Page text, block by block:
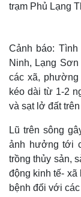
trạm Phủ Lạng
Cảnh báo:
Ninh, Lạng
các xã, phường
kéo dài từ 1-2
và sạt lở đất
Lũ trên sông
ảnh hưởng tới
trồng thủy sản,
động kinh tế-
bệnh đối với